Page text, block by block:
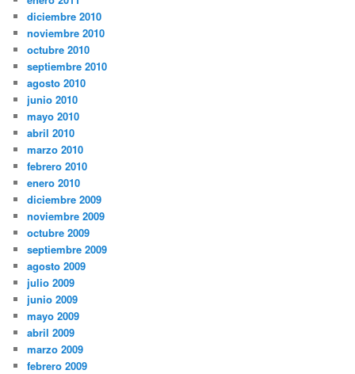
diciembre 2010
noviembre 2010
octubre 2010
septiembre 2010
agosto 2010
junio 2010
mayo 2010
abril 2010
marzo 2010
febrero 2010
enero 2010
diciembre 2009
noviembre 2009
octubre 2009
septiembre 2009
agosto 2009
julio 2009
junio 2009
mayo 2009
abril 2009
marzo 2009
febrero 2009